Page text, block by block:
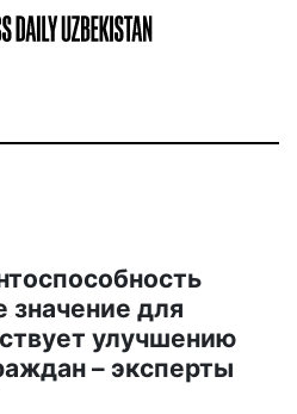
для
улучшению
– эксперты